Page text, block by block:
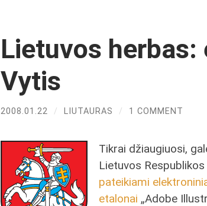
Lietuvos
Vytis
2008.01.22 / LIUTAURAS / 1 COMMENT
Tikrai džiaugiuosi,
Lietuvos
pateikiami
etalonai „Adobe